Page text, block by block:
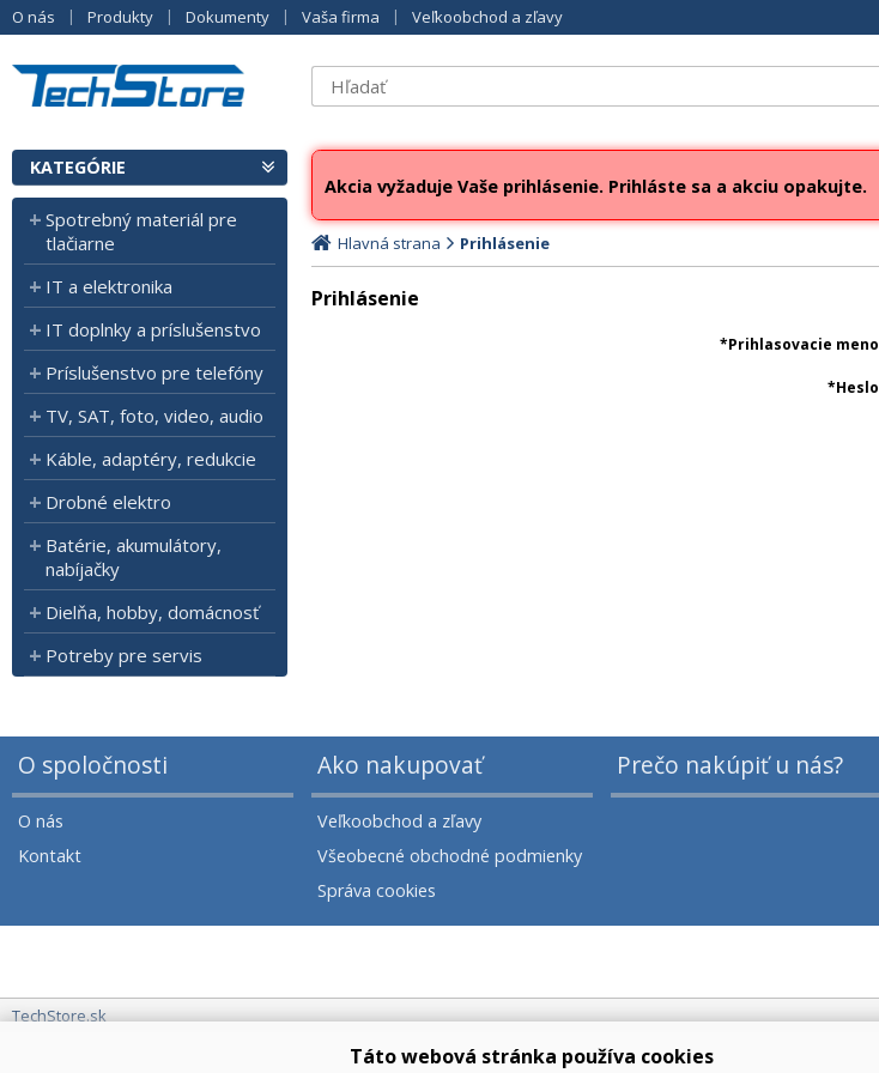
O nás Produkty Dokumenty Vaša firma Veľkoobchod a zľavy
KATEGÓRIE
Spotrebný materiál pre
tlačiarne
IT a elektronika
IT doplnky a príslušenstvo
Príslušenstvo pre telefóny
TV, SAT, foto, video, audio
Káble, adaptéry, redukcie
Drobné elektro
Batérie, akumulátory,
nabíjačky
Dielňa, hobby, domácnosť
Potreby pre servis
Akcia vyžaduje Vaše prihlásenie. Prihláste sa a akciu opakujte.
Hlavná strana Prihlásenie
Prihlásenie
Prihlasovacie meno
Heslo
O spoločnosti
O nás
Kontakt
Ako nakupovať
Veľkoobchod a zľavy
Všeobecné obchodné podmienky
Správa cookies
Prečo nakúpiť u nás?
TechStore.sk
Táto webová stránka používa cookies